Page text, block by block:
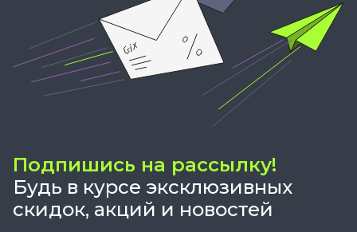
Подпишись на рассылку!
Будь в курсе эксклюзивных
скидок, акций и новостей